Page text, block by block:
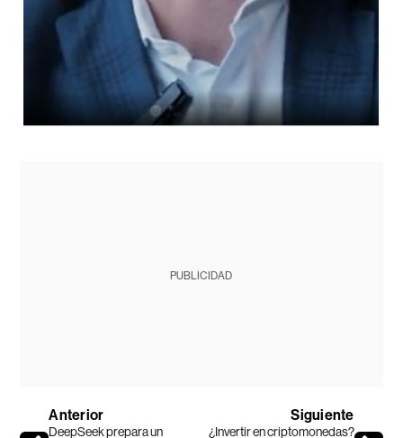
PUBLICIDAD
Anterior
DeepSeek prepara un
Siguiente
¿Invertir en criptomonedas?